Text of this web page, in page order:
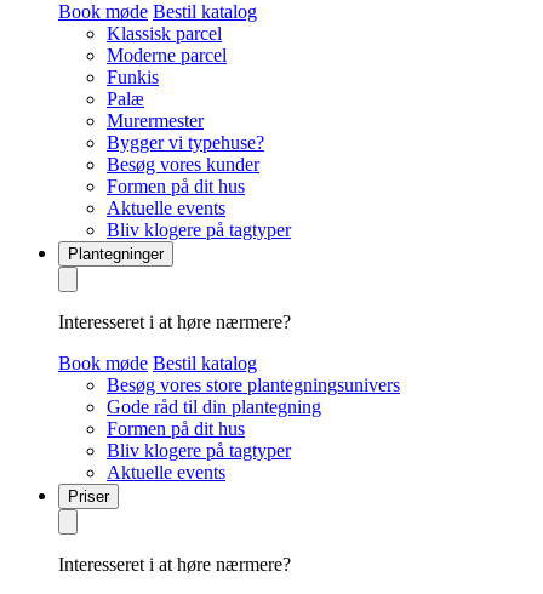
Book møde Bestil katalog
Klassisk parcel
Moderne parcel
Funkis
Palæ
Murermester
Bygger vi typehuse?
Besøg vores kunder
Formen på dit hus
Aktuelle events
Bliv klogere på tagtyper
Plantegninger
Interesseret i at høre nærmere?
Book møde Bestil katalog
Besøg vores store plantegningsunivers
Gode råd til din plantegning
Formen på dit hus
Bliv klogere på tagtyper
Aktuelle events
Priser
Interesseret i at høre nærmere?